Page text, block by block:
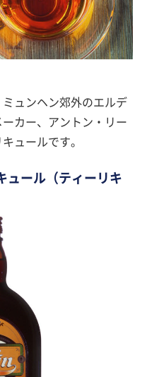
ミュンヘン郊外のエルデ
カー、アントン・リー
ュールです。
ュール（ティーリキ